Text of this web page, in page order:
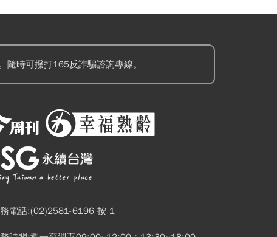
隨時可撥打165反詐騙諮詢專線。
電話:(02)2581-6196 按 1